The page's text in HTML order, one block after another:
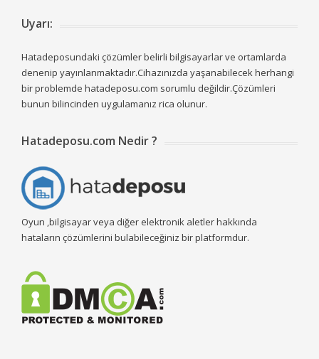
Uyarı:
Hatadeposundaki çözümler belirli bilgisayarlar ve ortamlarda
denenip yayınlanmaktadır.Cihazınızda yaşanabilecek herhangi
bir problemde hatadeposu.com sorumlu değildir.Çözümleri
bunun bilincinden uygulamanız rica olunur.
Hatadeposu.com Nedir ?
Oyun ,bilgisayar veya diğer elektronik aletler hakkında
hataların çözümlerini bulabileceğiniz bir platformdur.